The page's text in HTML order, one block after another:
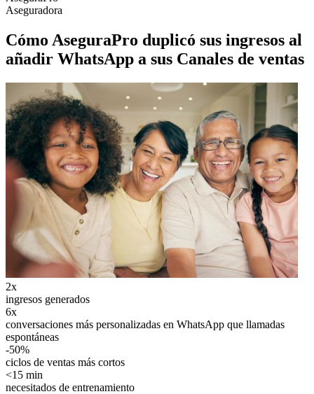
Aseguradora
Cómo AseguraPro duplicó sus ingresos al
añadir WhatsApp a sus Canales de ventas
2x
ingresos generados
6x
conversaciones más personalizadas en WhatsApp que llamadas
espontáneas
-50%
ciclos de ventas más cortos
<15 min
necesitados de entrenamiento